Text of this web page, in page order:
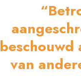
beschouwd
van